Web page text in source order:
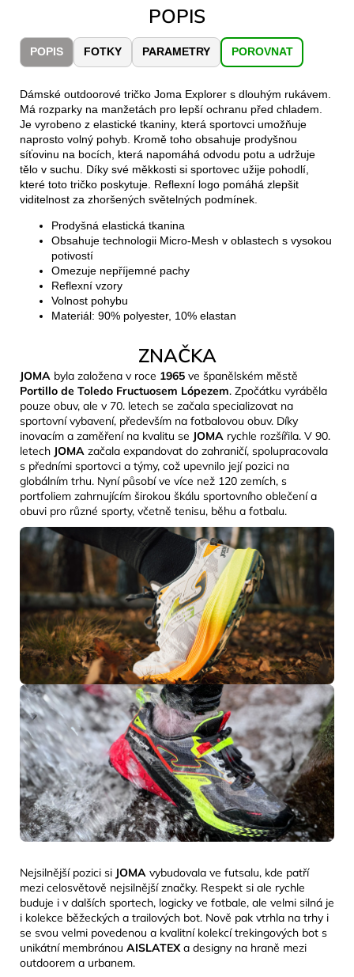
POPIS
POPIS FOTKY PARAMETRY POROVNAT
Dámské outdoorové tričko Joma Explorer s dlouhým rukávem.
Má rozparky na manžetách pro lepší ochranu před chladem.
Je vyrobeno z elastické tkaniny, která sportovci umožňuje
naprosto volný pohyb. Kromě toho obsahuje prodyšnou
síťovinu na bocích, která napomáhá odvodu potu a udržuje
tělo v suchu. Díky své měkkosti si sportovec užije pohodlí,
které toto tričko poskytuje. Reflexní logo pomáhá zlepšit
viditelnost za zhoršených světelných podmínek.
Prodyšná elastická tkanina
Obsahuje technologii Micro-Mesh v oblastech s vysokou
potivostí
Omezuje nepříjemné pachy
Reflexní vzory
Volnost pohybu
Materiál: 90% polyester, 10% elastan
ZNAČKA
JOMA byla založena v roce 1965 ve španělském městě
Portillo de Toledo Fructuosem Lópezem. Zpočátku vyráběla
pouze obuv, ale v 70. letech se začala specializovat na
sportovní vybavení, především na fotbalovou obuv. Díky
inovacím a zaměření na kvalitu se JOMA rychle rozšířila. V 90.
letech JOMA začala expandovat do zahraničí, spolupracovala
s předními sportovci a týmy, což upevnilo její pozici na
globálním trhu. Nyní působí ve více než 120 zemích, s
portfoliem zahrnujícím širokou škálu sportovního oblečení a
obuvi pro různé sporty, včetně tenisu, běhu a fotbalu.
Nejsilnější pozici si JOMA vybudovala ve futsalu, kde patří
mezi celosvětově nejsilnější značky. Respekt si ale rychle
buduje i v dalších sportech, logicky ve fotbale, ale velmi silná je
i kolekce běžeckých a trailových bot. Nově pak vtrhla na trhy i
se svou velmi povedenou a kvalitní kolekcí trekingových bot s
unikátní membránou AISLATEX a designy na hraně mezi
outdoorem a urbanem.
BĚŽECKÉ
TRAILOVÉ
BOTY
BLUE
1
603
Kč
Původně:
2
290
Kč